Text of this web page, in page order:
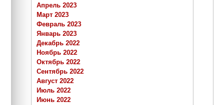
Апрель 2023
Март 2023
Февраль 2023
Январь 2023
Декабрь 2022
Ноябрь 2022
Октябрь 2022
Сентябрь 2022
Август 2022
Июль 2022
Июнь 2022